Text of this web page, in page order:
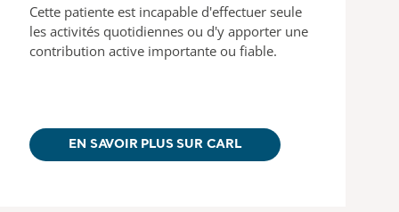
Cette patiente est incapable d'effectuer seule
les activités quotidiennes ou d'y apporter une
contribution active importante ou fiable.
EN SAVOIR PLUS SUR CARL